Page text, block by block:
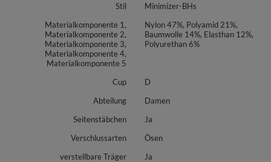
Stil
Minimizer-BHs
Materialkomponente 1,
Materialkomponente 2,
Materialkomponente 3,
Materialkomponente 4,
Materialkomponente 5
Nylon 47%, Polyamid 21%,
Baumwolle 14%, Elasthan 12%,
Polyurethan 6%
Cup
D
Abteilung
Damen
Seitenstäbchen
Ja
Verschlussarten
Ösen
verstellbare Träger
Ja